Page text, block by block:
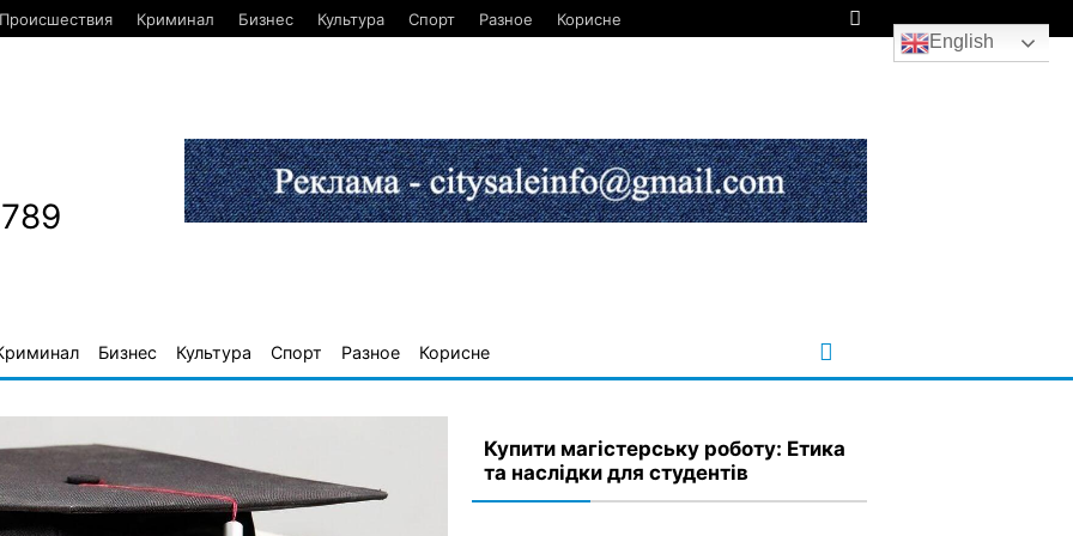
Происшествия Криминал Бизнес Культура Спорт Разное Корисне
Бизнес Культура Спорт Разное Корисне
Купити магістерську роботу: Етика
та наслідки для студентів
English